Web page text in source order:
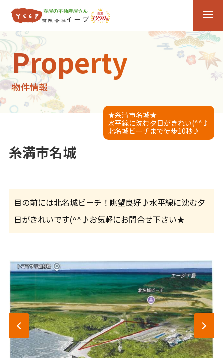
Property
物件情報
糸満市名城
★糸満市名城★
水平線に沈む夕日がきれい(^^♪
北名城ビーチまで徒歩10秒♪
目の前には北名城ビーチ！眺望良好♪水平線に沈む夕
日がきれいです(^^♪お気軽にお問合せ下さい★